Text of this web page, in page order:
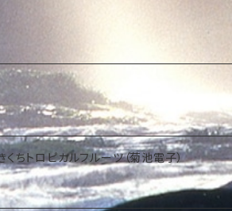
くちトロピカルフルーツ（菊池電子）